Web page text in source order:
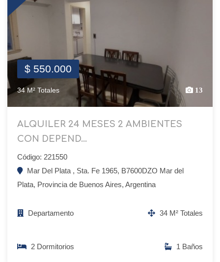
$ 550.000
34 M² Totales 13
ALQUILER 24 MESES 2 AMBIENTES
CON DEPEND...
Código: 221550
Mar Del Plata , Sta. Fe 1965, B7600DZO Mar del
Plata, Provincia de Buenos Aires, Argentina
Departamento 34 M² Totales
2 Dormitorios 1 Baños